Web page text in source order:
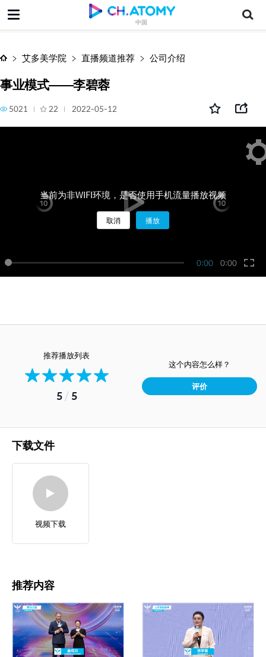
中国
事业模式——李碧蓉
艾多美学院 直播频道推荐 公司介绍
事业模式——李碧蓉
5021 22 2022-05-12
0:00 0:00
当前为非WIFI环境，是否使用手机流量播放视频
取消 播放
推荐播放列表
5/ 5
这个内容怎么样？
评价
下载文件
视频下载
推荐内容